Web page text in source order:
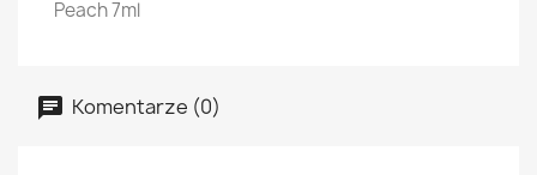
Peach 7ml
Komentarze (0)